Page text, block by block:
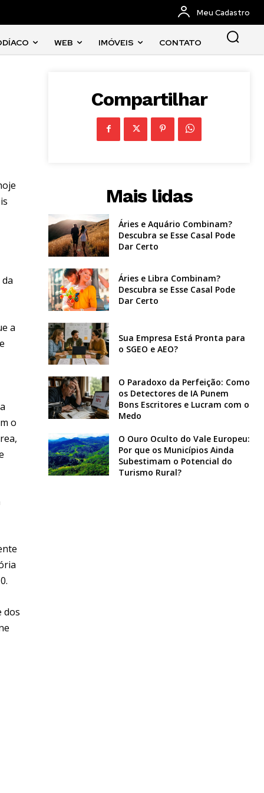
Meu Cadastro
WEB IMÓVEIS CONTATO
a
o
dos
Compartilhar
Mais lidas
Áries e Aquário Combinam?
Descubra se Esse Casal Pode
Dar Certo
Áries e Libra Combinam?
Descubra se Esse Casal Pode
Dar Certo
Sua Empresa Está Pronta para
o SGEO e AEO?
O Paradoxo da Perfeição: Como
os Detectores de IA Punem
Bons Escritores e Lucram com o
Medo
O Ouro Oculto do Vale Europeu:
Por que os Municípios Ainda
Subestimam o Potencial do
Turismo Rural?